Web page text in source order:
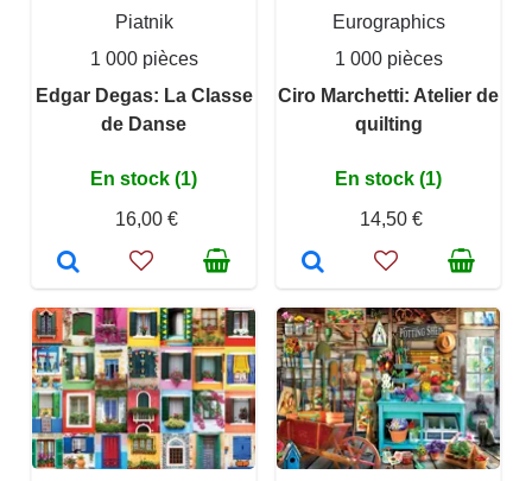
Piatnik
1 000 pièces
Edgar Degas: La Classe
de Danse
En stock (1)
16,00 €
Eurographics
1 000 pièces
Ciro Marchetti: Atelier de
quilting
En stock (1)
14,50 €